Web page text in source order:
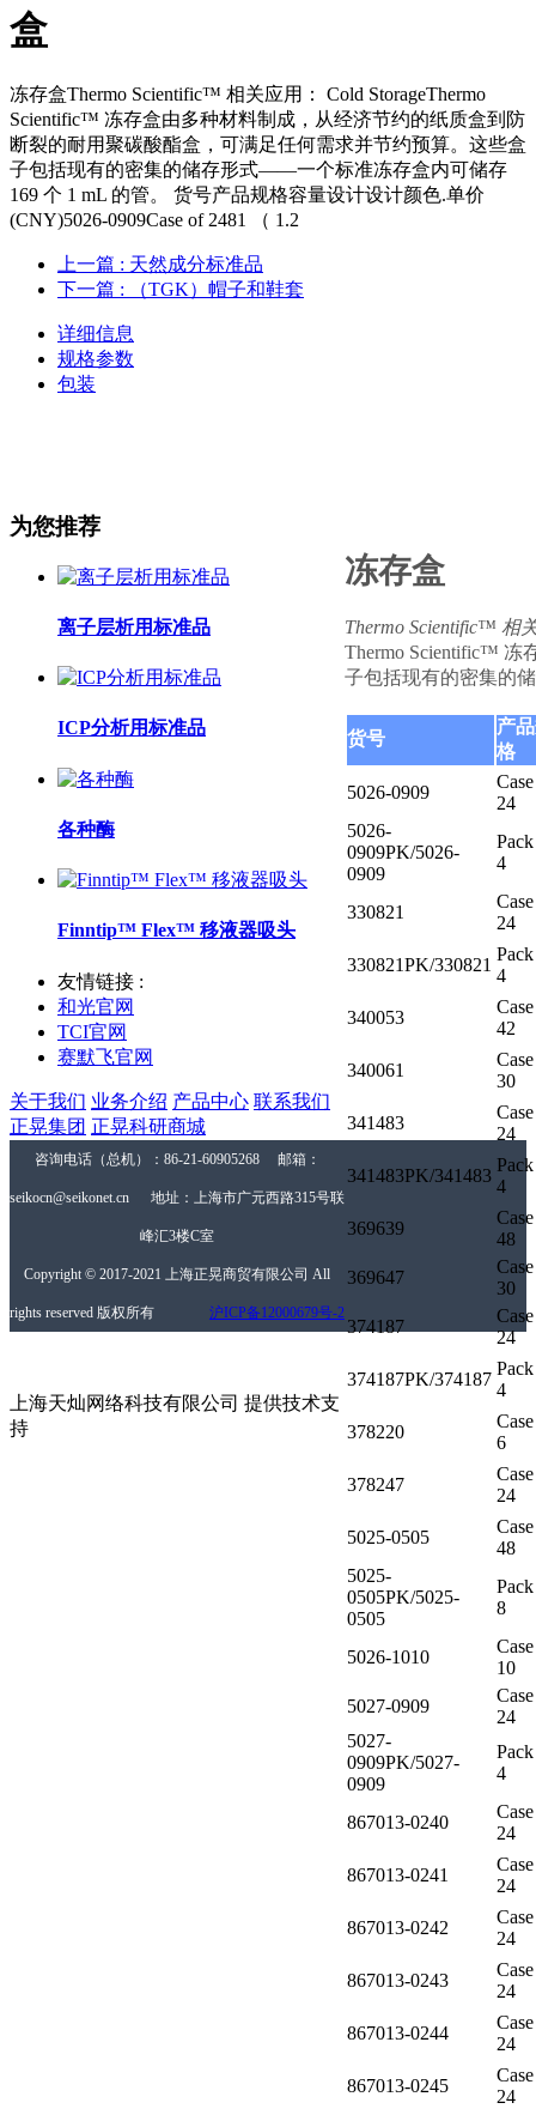
盒
冻存盒Thermo Scientific™ 相关应用： Cold StorageThermo
Scientific™ 冻存盒由多种材料制成，从经济节约的纸质盒到防
断裂的耐用聚碳酸酯盒，可满足任何需求并节约预算。这些盒
子包括现有的密集的储存形式——一个标准冻存盒内可储存
169 个 1 mL 的管。 货号产品规格容量设计设计颜色.单价
(CNY)5026-0909Case of 2481 （ 1.2
上一篇 : 天然成分标准品
下一篇 : （TGK）帽子和鞋套
详细信息
规格参数
包装
冻存盒
Thermo Scientific™ 相
Thermo Scientific™ 冻
子包括现有的密集的
货号
产
格
5026-0909
24
5026-
0909PK/5026-
0909
4
330821
24
330821PK/330821
4
340053
42
340061
30
341483
24
341483PK/341483
4
369639
48
369647
30
374187
24
374187PK/374187
4
378220
6
378247
24
5025-0505
48
5025-
0505PK/5025-
0505
8
5026-1010
10
5027-0909
24
5027-
0909PK/5027-
0909
4
867013-0240
24
867013-0241
24
867013-0242
24
867013-0243
24
867013-0244
24
867013-0245
24
为您推荐
离子层析用标准品
ICP分析用标准品
各种酶
Finntip™ Flex™ 移液器吸头
友情链接 :
和光官网
TCI官网
赛默飞官网
关于我们 业务介绍 产品中心 联系我们
正晃集团 正晃科研商城
咨询电话（总机）：86-21-60905268 邮箱：
seikocn@seikonet.cn 地址：上海市广元西路315号联
峰汇3楼C室
Copyright © 2017-2021 上海正晃商贸有限公司 All
rights reserved 版权所有 沪ICP备12000679号-2
上海天灿网络科技有限公司 提供技术支
持